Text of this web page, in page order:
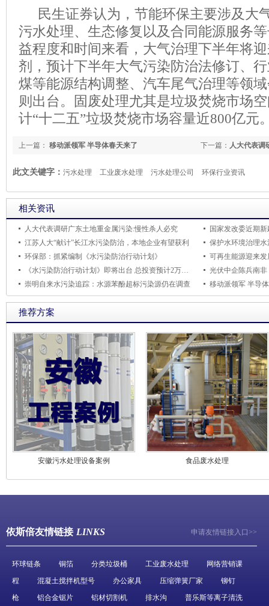
民生证券认为，节能环保主要涉及大
污水处理、生态修复以及合同能源服务
益程度和时间来看，大气治理下半年将
剂，预计下半年大气污染防治法修订、
煤等能源结构调整、汽车尾气治理等领
则出台。固废处理尤其是垃圾焚烧市场
计“十二五”垃圾焚烧市场容量近800亿元
下一篇： 人大代表调
上一篇： 移动派领军 半导体春天来了
此文关键字： 污水处理 工业废水处理 污水处理公司 环保行业资讯
相关资讯
人大代表调研广东土地重金属污染:慢性杀人必究
国家发改委近期
江苏人大“献计”长江水污染防治，本地企业有望获利
保护水环境治理水
环保部：抓紧编制《水污染防治行动计划》
可再生能源迎来
《水污染防治行动计划》即将出台 总投资预计2万亿元
光伏中企陈兵南非
崇明自来水污染追踪：水源苯酚超标污染源仍在调查
移动派领军 半导
推荐方案
安徽污水处理设备案例 食品废水处理
依斯倍友情链接 LINKS 申请友情链接入口>>
环球链条 铜箔 分类垃圾桶 工业废水处理
网络营销课
程
混凝土搅拌机型号 办公家具 压缩弹簧厂家
铆钉
枪
铝合金锯片 铝材切割机 排水沟
普乐斯等离子清洗